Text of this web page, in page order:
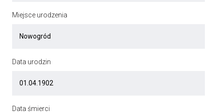
Miejsce urodzenia
Data urodzin
Data śmierci